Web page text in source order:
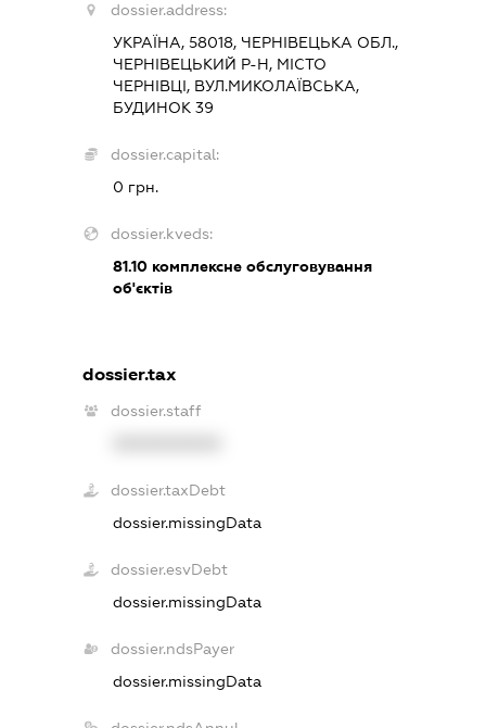
dossier.address:
УКРАЇНА, 58018, ЧЕРНІВЕЦЬКА ОБЛ.,
ЧЕРНІВЕЦЬКИЙ Р-Н, МІСТО
ЧЕРНІВЦІ, ВУЛ.МИКОЛАЇВСЬКА,
БУДИНОК 39
dossier.capital:
0 грн.
dossier.kveds:
81.10 комплексне обслуговування
об'єктів
dossier.tax
dossier.staff
dossier.taxDebt
dossier.missingData
dossier.esvDebt
dossier.missingData
dossier.ndsPayer
dossier.missingData